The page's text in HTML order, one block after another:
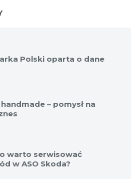
Polski oparta o dane
– pomysł na
warto serwisować
w ASO Skoda?